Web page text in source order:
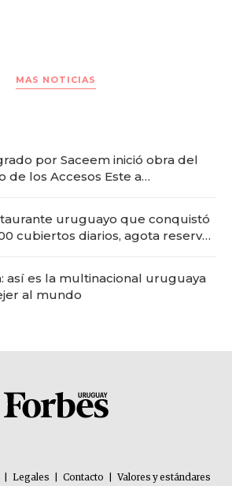
MAS NOTICIAS
por Saceem inició obra del
de los Accesos Este a
uruguayo que conquistó
cubiertos diarios, agota reservas
así es la multinacional uruguaya
al mundo
Legales Contacto Valores y estándares